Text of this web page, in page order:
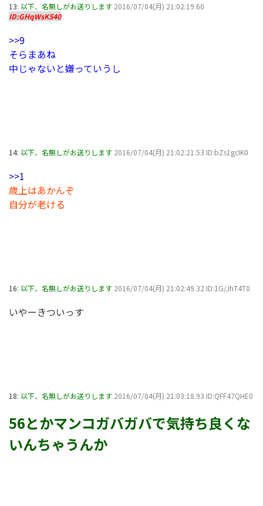
13: 以下、名無しがお送りします 2016/07/04(月) 21:02:19.60
ID:GHqWsKS40
>>9
そらまあね
中じゃないと嫌っていうし
14: 以下、名無しがお送りします 2016/07/04(月) 21:02:21.53 ID:bZs1gcIK0
>>1
歳上はあかんぞ
自分が老ける
16: 以下、名無しがお送りします 2016/07/04(月) 21:02:49.32 ID:1G/JhT4T0
いやーきついっす
18: 以下、名無しがお送りします 2016/07/04(月) 21:03:18.93 ID:QFF47QHE0
56とかマンコガバガバで気持ち良くな
いんちゃうんか